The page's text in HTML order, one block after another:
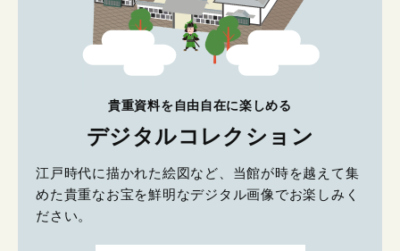
貴重資料を自由自在に楽しめる
デジタルコレクション
江戸時代に描かれた絵図など、当館が時を越えて集
めた貴重なお宝を鮮明なデジタル画像でお楽しみく
ださい。